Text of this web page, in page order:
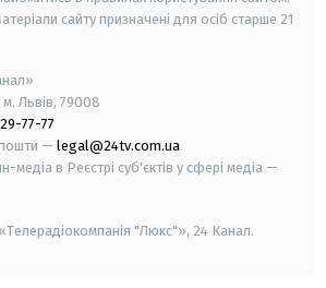
сайту призначені для осіб старше 21
Львів, 79008
77-77
— legal@24tv.com.ua
медіа в Реєстрі суб'єктів у сфері медіа —
"Люкс"», 24 Канал.